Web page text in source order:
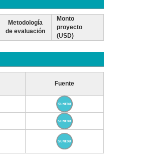
Metodología
de evaluación
Monto
proyecto
(USD)
Fuente